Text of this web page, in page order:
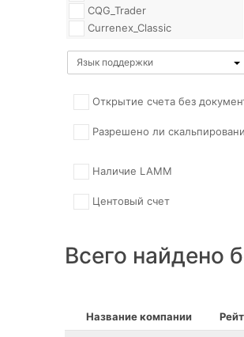
CQG_Trader
Currenex_Classic
Currensee
FIX_API
FXChampion
FX_Replitrader
FrontStocks_PRO
Gainsy_Web_Platform
Java
Язык поддержки
Открытие счета без
Разрешено ли
Наличие LAMM
Центовый счет
Всего найдено
Название компании